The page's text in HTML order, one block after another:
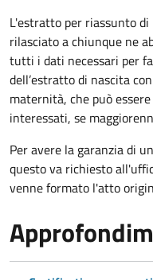
L'estratto per riassunto
rilasciato a chiunque ne
tutti i dati necessari per
dell’estratto di nascita
maternità, che può
interessati, se
Per avere la garanzia di
questo va richiesto
venne formato l'atto